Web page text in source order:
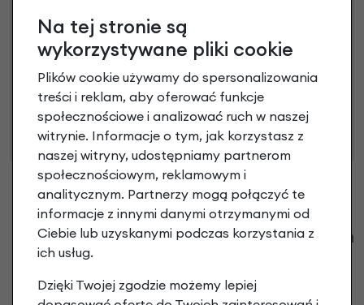
66 Kodeksu Cywilnego. Ostateczna decyzja o warunkach
i przyznaniu kredytu zostanie podjęta po ocenie
zdolności kredytowej.
Klienci zadali następujące pytania o ten
Nikt wcześniej niemiał pytań do tego produktu? A Ty o
Na tej stronie są
wykorzystywane pliki cookie
Plików cookie używamy do spersonalizowania
treści i reklam, aby oferować funkcje
społecznościowe i analizować ruch w naszej
witrynie. Informacje o tym, jak korzystasz z
naszej witryny, udostępniamy partnerom
społecznościowym, reklamowym i
analitycznym. Partnerzy mogą połączyć te
informacje z innymi danymi otrzymanymi od
Ciebie lub uzyskanymi podczas korzystania z
ich usług.
Dzięki Twojej zgodzie możemy lepiej